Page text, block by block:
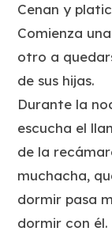
Cenan y
Comienza
otro a
de sus hijas.
Durante la
escucha el
de la
muchacha,
dormir pasa
dormir con él.